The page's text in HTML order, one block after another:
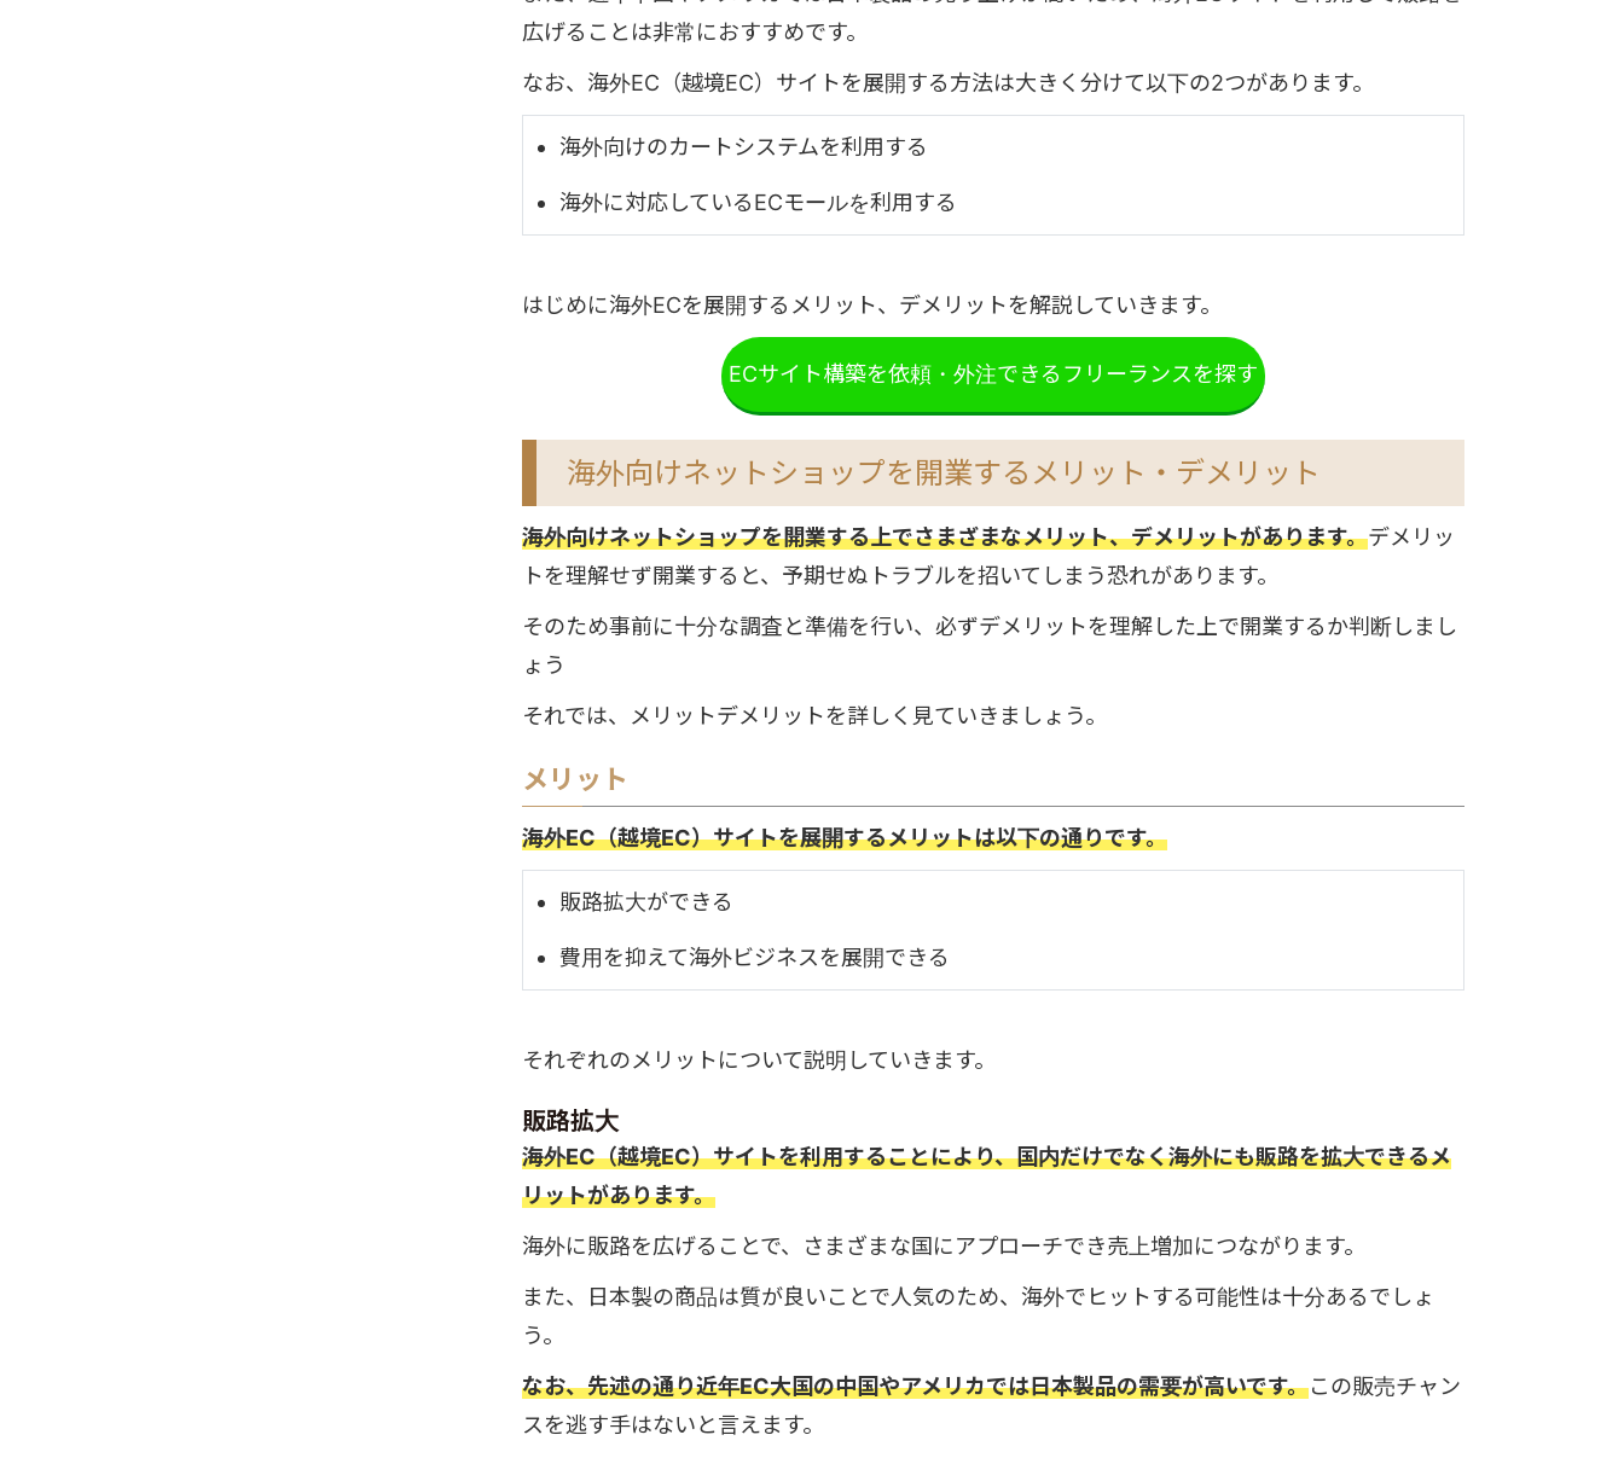
広げることは非常におすすめです。
なお、海外EC（越境EC）サイトを展開する方法は大きく分けて以下の2つがあります。
海外向けのカートシステムを利用する
海外に対応しているECモールを利用する
はじめに海外ECを展開するメリット、デメリットを解説していきます。
ECサイト構築を依頼・外注できるフリーランスを探す
海外向けネットショップを開業するメリット・デメリット
海外向けネットショップを開業する上でさまざまなメリット、デメリットがあります。デメリッ
トを理解せず開業すると、予期せぬトラブルを招いてしまう恐れがあります。
そのため事前に十分な調査と準備を行い、必ずデメリットを理解した上で開業するか判断しまし
ょう
それでは、メリットデメリットを詳しく見ていきましょう。
メリット
海外EC（越境EC）サイトを展開するメリットは以下の通りです。
販路拡大ができる
費用を抑えて海外ビジネスを展開できる
それぞれのメリットについて説明していきます。
販路拡大
海外EC（越境EC）サイトを利用することにより、国内だけでなく海外にも販路を拡大できるメ
リットがあります。
海外に販路を広げることで、さまざまな国にアプローチでき売上増加につながります。
また、日本製の商品は質が良いことで人気のため、海外でヒットする可能性は十分あるでしょ
う。
なお、先述の通り近年EC大国の中国やアメリカでは日本製品の需要が高いです。この販売チャン
スを逃す手はないと言えます。